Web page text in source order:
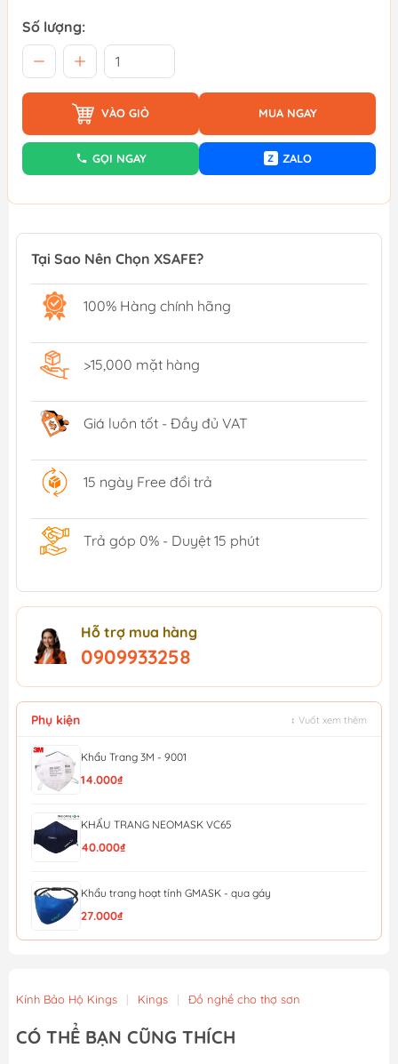
Số lượng:
VÀO GIỎ MUA NGAY
GỌI NGAY Z ZALO
Tại Sao Nên Chọn XSAFE?
100% Hàng chính hãng
>15,000 mặt hàng
Giá luôn tốt - Đầy đủ VAT
15 ngày Free đổi trả
Trả góp 0% - Duyệt 15 phút
Hỗ trợ mua hàng
0909933258
Phụ kiện ↕ Vuốt xem thêm
Khẩu Trang 3M - 9001
14.000₫
KHẨU TRANG NEOMASK VC65
40.000₫
Khẩu trang hoạt tính GMASK - qua gáy
27.000₫
Khẩu Trang Lọc Độc (MM Đài loan) Bảo Bình 620
22.000₫
Kính Bảo Hộ Kings | Kings | Đồ nghề cho thợ sơn
CÓ THỂ BẠN CŨNG THÍCH